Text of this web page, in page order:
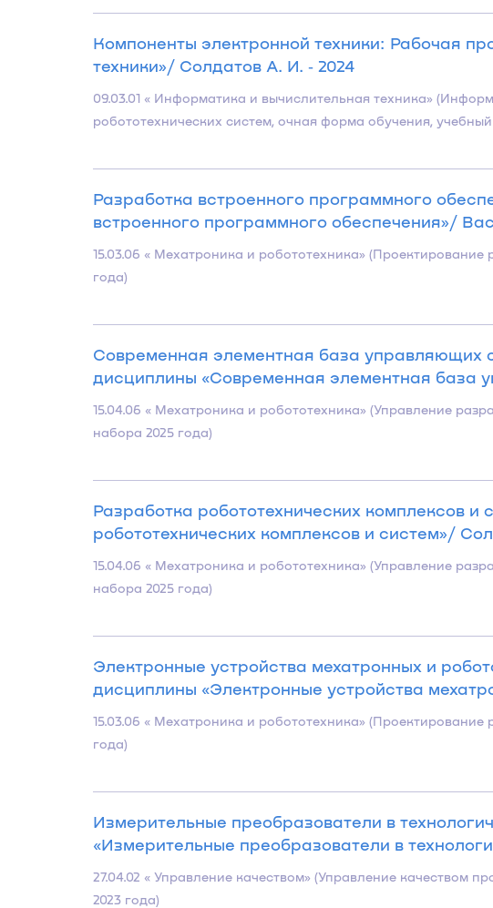
Компоненты электронной техники: Рабочая
техники»/ Солдатов А. И. ‐ 2024
09.03.01 « Информатика и вычислительная техника»
робототехнических систем, очная форма обучения,
Разработка встроенного программного
встроенного программного обеспечения»/
15.03.06 « Мехатроника и робототехника»
года)
Современная элементная база управляющих
дисциплины «Современная элементная база
15.04.06 « Мехатроника и робототехника» (Управление
набора 2025 года)
Разработка робототехнических комплексов
робототехнических комплексов и систем»/
15.04.06 « Мехатроника и робототехника» (Управление
набора 2025 года)
Электронные устройства мехатронных и
дисциплины «Электронные устройства
15.03.06 « Мехатроника и робототехника»
года)
Измерительные преобразователи в
«Измерительные преобразователи в
27.04.02 « Управление качеством» (Управление
2023 года)